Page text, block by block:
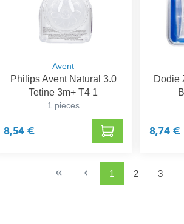
Avent
Philips Avent Natural 3.0
Tetine 3m+ T4 1
1 pieces
8,54 €
Dodie
8,74 €
1 2 3